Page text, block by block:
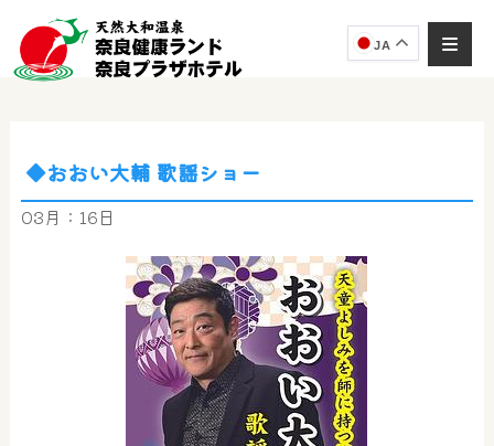
JA
◆おおい大輔 歌謡ショー
03月：16日